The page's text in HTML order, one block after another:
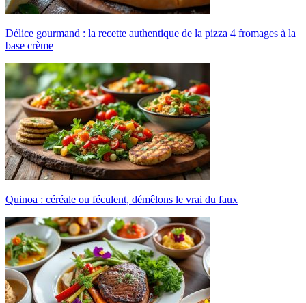
Délice gourmand : la recette authentique de la pizza 4 fromages à la
base crème
Quinoa : céréale ou féculent, démêlons le vrai du faux